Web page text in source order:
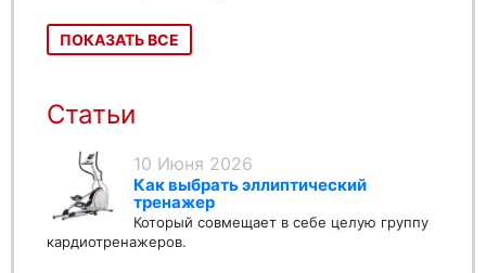
ПОКАЗАТЬ ВСЕ
Статьи
10 Июня 2026
Как выбрать эллиптический
тренажер
Который совмещает в себе целую группу
кардиотренажеров.